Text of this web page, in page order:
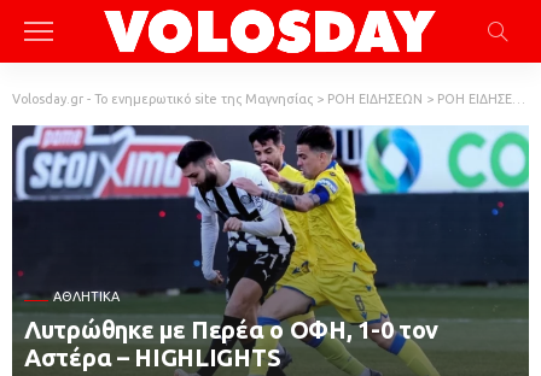
Volosday.gr - Το ενημερωτικό site της Μαγνησίας > ΡΟΗ ΕΙΔΗΣΕΩΝ > ΡΟΗ ΕΙΔΗΣΕΩΝ
ΑΘΛΗΤΙΚΆ
Λυτρώθηκε με Περέα ο ΟΦΗ, 1-0 τον
Αστέρα – HIGHLIGHTS